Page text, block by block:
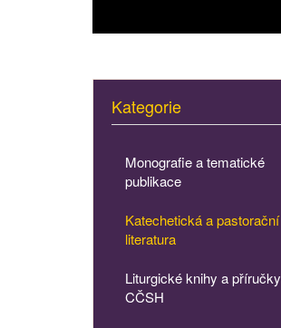
Kategorie
Monografie a tematické
publikace
Katechetická a pastorační
literatura
Liturgické knihy a příručky
CČSH